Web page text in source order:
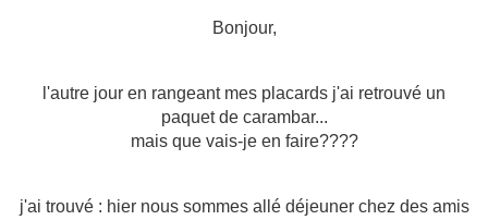
Bonjour,
l'autre jour en rangeant mes placards j'ai retrouvé un
paquet de carambar...
mais que vais-je en faire????
j'ai trouvé : hier nous sommes allé déjeuner chez des amis